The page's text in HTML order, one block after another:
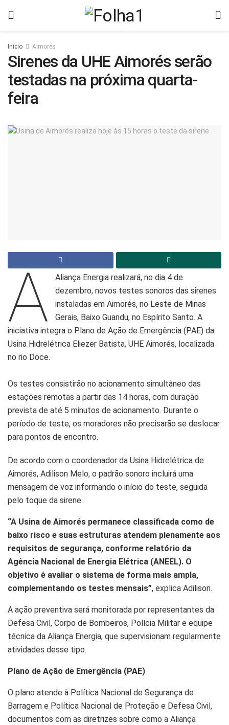
Início Aimorés
Sirenes da UHE Aimorés serão
testadas na próxima quarta-
feira
A
Aliança Energia realizará, no dia 4 de
dezembro, novos testes sonoros das sirenes
instaladas em Aimorés, no Leste de Minas
Gerais, Baixo Guandu, no Espírito Santo. A
iniciativa integra o Plano de Ação de Emergência (PAE) da
Usina Hidrelétrica Eliezer Batista, UHE Aimorés, localizada
no rio Doce.
Os testes consistirão no acionamento simultâneo das
estações remotas a partir das 14 horas, com duração
prevista de até 5 minutos de acionamento. Durante o
período de teste, os moradores não precisarão se deslocar
para pontos de encontro.
De acordo com o coordenador da Usina Hidrelétrica de
Aimorés, Adilison Melo, o padrão sonoro incluirá uma
mensagem de voz informando o início do teste, seguida
pelo toque da sirene.
“A Usina de Aimorés permanece classificada como de
baixo risco e suas estruturas atendem plenamente aos
requisitos de segurança, conforme relatório da
Agência Nacional de Energia Elétrica (ANEEL). O
objetivo é avaliar o sistema de forma mais ampla,
complementando os testes mensais”, explica Adilison.
A ação preventiva será monitorada por representantes da
Defesa Civil, Corpo de Bombeiros, Polícia Militar e equipe
técnica da Aliança Energia, que supervisionam regularmente
atividades desse tipo.
Plano de Ação de Emergência (PAE)
O plano atende à Política Nacional de Segurança de
Barragem e Política Nacional de Proteção e Defesa Civil,
documentos com as diretrizes sobre como a Aliança